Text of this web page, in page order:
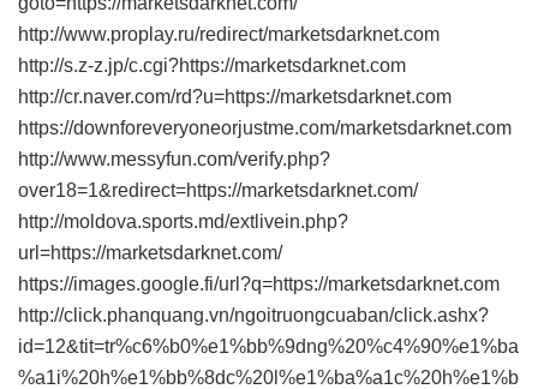
http://www.proplay.ru/redirect/marketsdarknet.com
http://s.z-z.jp/c.cgi?https://marketsdarknet.com
http://cr.naver.com/rd?u=https://marketsdarknet.com
https://downforeveryoneorjustme.com/marketsdarknet.com
http://www.messyfun.com/verify.php?
over18=1&redirect=https://marketsdarknet.com/
http://moldova.sports.md/extlivein.php?
url=https://marketsdarknet.com/
https://images.google.fi/url?q=https://marketsdarknet.com
http://click.phanquang.vn/ngoitruongcuaban/click.ashx?
id=12&tit=tr%c6%b0%e1%bb%9dng%20%c4%90%e1%ba
%a1i%20h%e1%bb%8dc%20l%e1%ba%a1c%20h%e1%b